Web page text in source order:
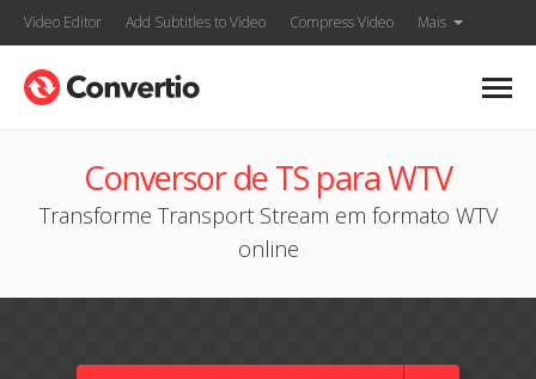
Video Editor Add Subtitles to Video Compress Video Mais
Conversor de TS para WTV
Transforme Transport Stream em formato WTV
online